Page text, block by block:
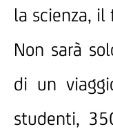
la scienza, il
Non sarà
di un
studenti,